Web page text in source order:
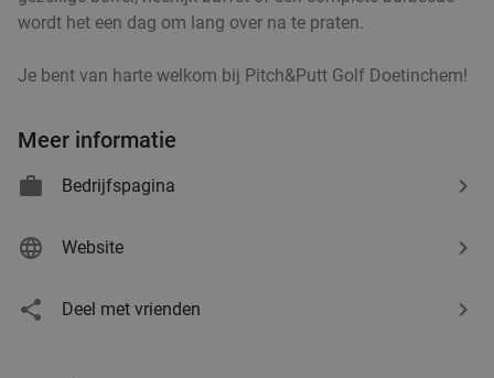
wordt het een dag om lang over na te praten.
Je bent van harte welkom bij Pitch&Putt Golf Doetinchem!
Meer informatie
Bedrijfspagina
Website
Deel met vrienden